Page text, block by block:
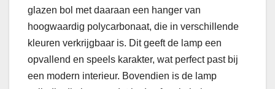
glazen bol met daaraan een hanger van
hoogwaardig polycarbonaat, die in verschillende
kleuren verkrijgbaar is. Dit geeft de lamp een
opvallend en speels karakter, wat perfect past bij
een modern interieur. Bovendien is de lamp